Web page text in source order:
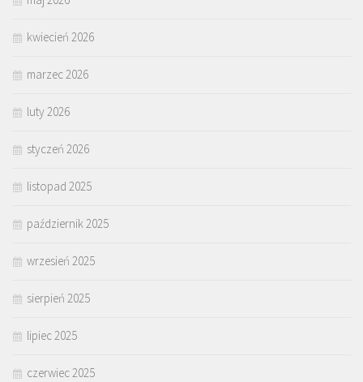
kwiecień 2026
marzec 2026
luty 2026
styczeń 2026
listopad 2025
październik 2025
wrzesień 2025
sierpień 2025
lipiec 2025
czerwiec 2025